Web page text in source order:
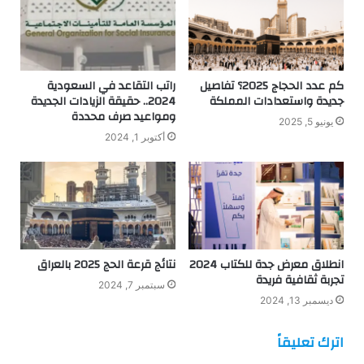
كم عدد الحجاج 2025؟ تفاصيل
جديدة واستعدادات المملكة
يونيو 5, 2025
راتب التقاعد في السعودية
2024.. حقيقة الزيادات الجديدة
ومواعيد صرف محددة
أكتوبر 1, 2024
انطلاق معرض جدة للكتاب 2024
تجربة ثقافية فريدة
ديسمبر 13, 2024
نتائج قرعة الحج 2025 بالعراق
سبتمبر 7, 2024
اترك تعليقاً